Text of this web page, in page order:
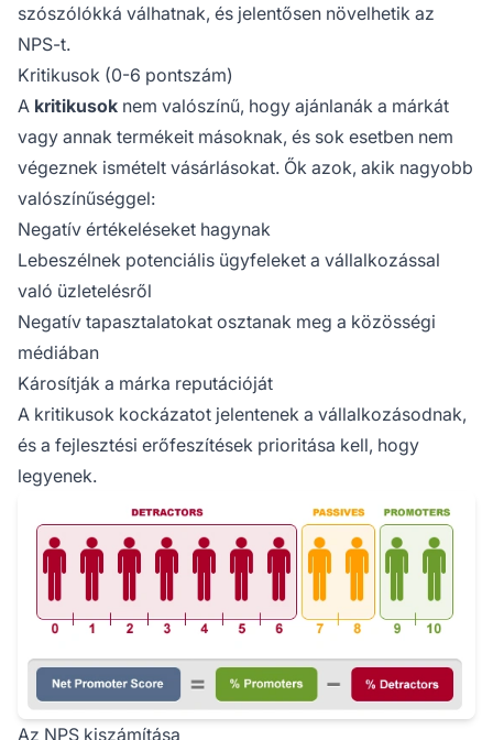
szószólókká válhatnak, és jelentősen növelhetik az
NPS-t.
Kritikusok (0-6 pontszám)
A kritikusok nem valószínű, hogy ajánlanák a márkát
vagy annak termékeit másoknak, és sok esetben nem
végeznek ismételt vásárlásokat. Ők azok, akik nagyobb
valószínűséggel:
Negatív értékeléseket hagynak
Lebeszélnek potenciális ügyfeleket a vállalkozással
való üzletelésről
Negatív tapasztalatokat osztanak meg a közösségi
médiában
Károsítják a márka reputációját
A kritikusok kockázatot jelentenek a vállalkozásodnak,
és a fejlesztési erőfeszítések prioritása kell, hogy
legyenek.
Az NPS kiszámítása